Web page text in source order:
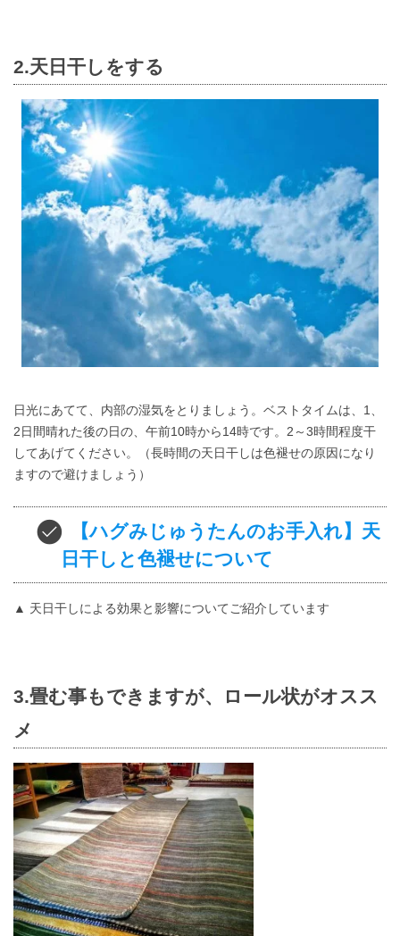
2.天日干しをする
日光にあてて、内部の湿気をとりましょう。ベストタイムは、1、
2日間晴れた後の日の、午前10時から14時です。2～3時間程度干
してあげてください。（長時間の天日干しは色褪せの原因になり
ますので避けましょう）
【ハグみじゅうたんのお手入れ】天
日干しと色褪せについて
▲ 天日干しによる効果と影響についてご紹介しています
3.畳む事もできますが、ロール状がオスス
メ